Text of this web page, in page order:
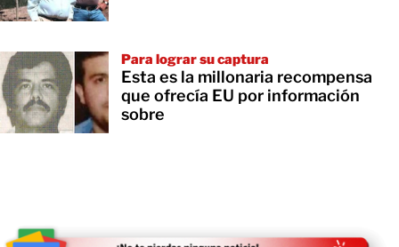
Para lograr su captura
Esta es la millonaria recompensa
que ofrecía EU por información
sobre